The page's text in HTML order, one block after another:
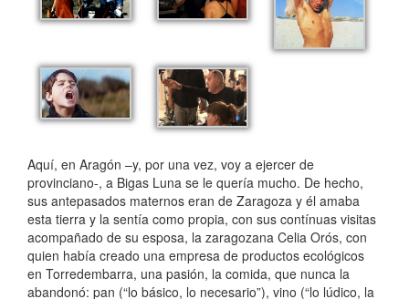
Aquí, en Aragón –y, por una vez, voy a ejercer de
provinciano-, a Bigas Luna se le quería mucho. De hecho,
sus antepasados maternos eran de Zaragoza y él amaba
esta tierra y la sentía como propia, con sus contínuas visitas
acompañado de su esposa, la zaragozana Celia Orós, con
quien había creado una empresa de productos ecológicos
en Torredembarra, una pasión, la comida, que nunca la
abandonó: pan (“lo básico, lo necesario”), vino (“lo lúdico, la